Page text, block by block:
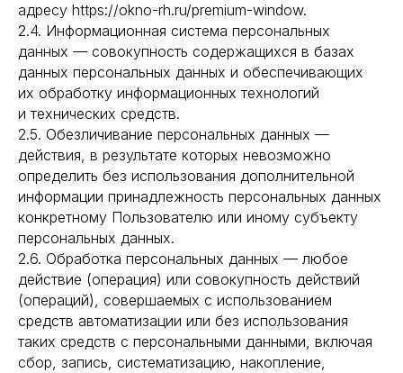
адресу https://okno-rh.ru/premium-window.
2.4. Информационная система персональных
данных — совокупность содержащихся в базах
данных персональных данных и обеспечивающих
их обработку информационных технологий
и технических средств.
2.5. Обезличивание персональных данных —
действия, в результате которых невозможно
определить без использования дополнительной
информации принадлежность персональных данных
конкретному Пользователю или иному субъекту
персональных данных.
2.6. Обработка персональных данных — любое
действие (операция) или совокупность действий
(операций), совершаемых с использованием
средств автоматизации или без использования
таких средств с персональными данными, включая
сбор, запись, систематизацию, накопление,